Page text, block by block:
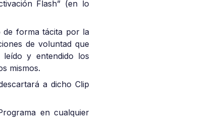
Flash” (en lo
de forma tácita por la
de voluntad que
y entendido los
mismos.
a dicho Clip
en cualquier